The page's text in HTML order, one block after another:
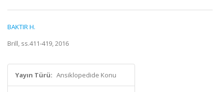
BAKTIR H.
Brill, ss.411-419, 2016
Yayın Türü: Ansiklopedide Konu